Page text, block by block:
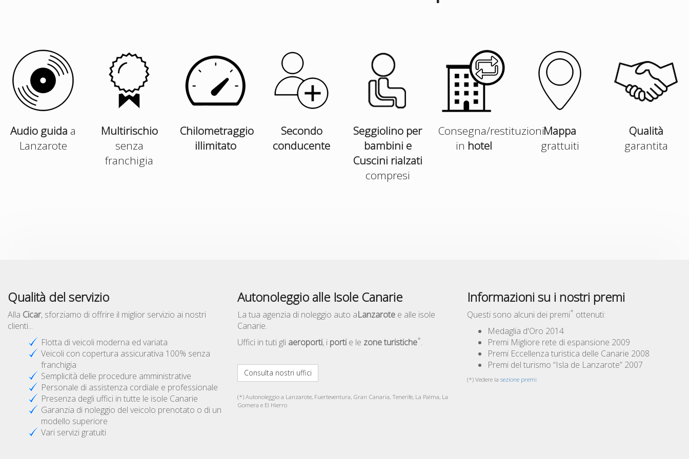
Audio guida a
Lanzarote
Multirischio
senza
franchigia
Chilometraggio
illimitato
Secondo
conducente
Seggiolino per
bambini e
Cuscini rialzati
compresi
Consegna/restituzioni
in hotel
Mappa
grattuiti
Qualità
garantita
Qualità del servizio
Alla Cicar, sforziamo di offrire il miglior servizio ai nostri
clienti...
Flotta di veicoli moderna ed variata
Veicoli con copertura assicurativa 100% senza
franchigia
Semplicità delle procedure amministrative
Personale di assistenza cordiale e professionale
Presenza degli uffici in tutte le isole Canarie
Garanzia di noleggio del veicolo prenotato o di un
modello superiore
Vari servizi gratuiti
Autonoleggio alle Isole Canarie
La tua agenzia di noleggio auto aLanzarote e alle isole
Canarie.
Uffici in tuti gli aeroporti, i porti e le zone turistiche*.
Consulta nostri uffici
(*) Autonoleggio a Lanzarote, Fuerteventura, Gran Canaria, Tenerife, La Palma, La
Gomera e El Hierro
Informazioni su i nostri premi
Questi sono alcuni dei premi* ottenuti:
Medaglia d'Oro 2014
Premi Migliore rete di espansione 2009
Premi Eccellenza turistica delle Canarie 2008
Premi del turismo “Isla de Lanzarote” 2007
(*) Vedere la sezione premi